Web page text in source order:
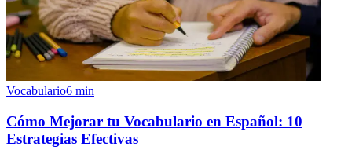
Vocabulario6 min
Cómo Mejorar tu Vocabulario en Español: 10
Estrategias Efectivas